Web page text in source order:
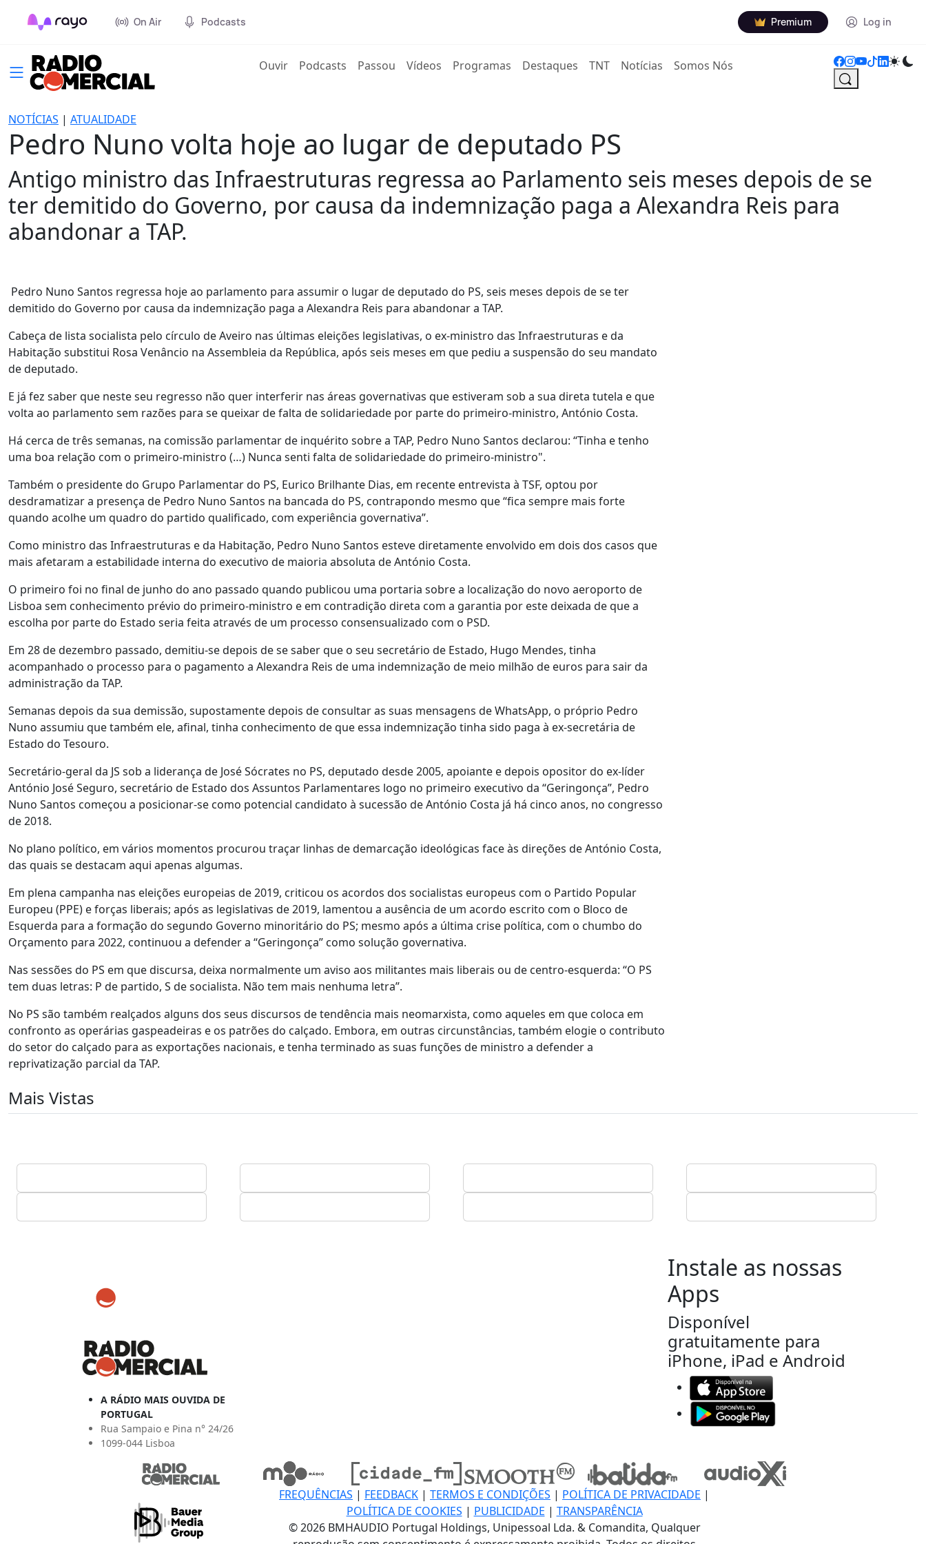
On Air Podcasts Premium Log in
Ouvir(current)
Podcasts Passou Vídeos Programas Destaques TNT Notícias Somos Nós
NOTÍCIAS | ATUALIDADE
Pedro Nuno volta hoje ao lugar de deputado PS
Antigo ministro das Infraestruturas regressa ao Parlamento seis meses depois de se
ter demitido do Governo, por causa da indemnização paga a Alexandra Reis para
abandonar a TAP.
Pedro Nuno Santos regressa hoje ao parlamento para assumir o lugar de deputado do PS, seis meses depois de se ter
demitido do Governo por causa da indemnização paga a Alexandra Reis para abandonar a TAP.
Cabeça de lista socialista pelo círculo de Aveiro nas últimas eleições legislativas, o ex-ministro das Infraestruturas e da
Habitação substitui Rosa Venâncio na Assembleia da República, após seis meses em que pediu a suspensão do seu mandato
de deputado.
E já fez saber que neste seu regresso não quer interferir nas áreas governativas que estiveram sob a sua direta tutela e que
volta ao parlamento sem razões para se queixar de falta de solidariedade por parte do primeiro-ministro, António Costa.
Há cerca de três semanas, na comissão parlamentar de inquérito sobre a TAP, Pedro Nuno Santos declarou: “Tinha e tenho
uma boa relação com o primeiro-ministro (…) Nunca senti falta de solidariedade do primeiro-ministro".
Também o presidente do Grupo Parlamentar do PS, Eurico Brilhante Dias, em recente entrevista à TSF, optou por
desdramatizar a presença de Pedro Nuno Santos na bancada do PS, contrapondo mesmo que “fica sempre mais forte
quando acolhe um quadro do partido qualificado, com experiência governativa”.
Como ministro das Infraestruturas e da Habitação, Pedro Nuno Santos esteve diretamente envolvido em dois dos casos que
mais afetaram a estabilidade interna do executivo de maioria absoluta de António Costa.
O primeiro foi no final de junho do ano passado quando publicou uma portaria sobre a localização do novo aeroporto de
Lisboa sem conhecimento prévio do primeiro-ministro e em contradição direta com a garantia por este deixada de que a
escolha por parte do Estado seria feita através de um processo consensualizado com o PSD.
Em 28 de dezembro passado, demitiu-se depois de se saber que o seu secretário de Estado, Hugo Mendes, tinha
acompanhado o processo para o pagamento a Alexandra Reis de uma indemnização de meio milhão de euros para sair da
administração da TAP.
Semanas depois da sua demissão, supostamente depois de consultar as suas mensagens de WhatsApp, o próprio Pedro
Nuno assumiu que também ele, afinal, tinha conhecimento de que essa indemnização tinha sido paga à ex-secretária de
Estado do Tesouro.
Secretário-geral da JS sob a liderança de José Sócrates no PS, deputado desde 2005, apoiante e depois opositor do ex-líder
António José Seguro, secretário de Estado dos Assuntos Parlamentares logo no primeiro executivo da “Geringonça”, Pedro
Nuno Santos começou a posicionar-se como potencial candidato à sucessão de António Costa já há cinco anos, no congresso
de 2018.
No plano político, em vários momentos procurou traçar linhas de demarcação ideológicas face às direções de António Costa,
das quais se destacam aqui apenas algumas.
Em plena campanha nas eleições europeias de 2019, criticou os acordos dos socialistas europeus com o Partido Popular
Europeu (PPE) e forças liberais; após as legislativas de 2019, lamentou a ausência de um acordo escrito com o Bloco de
Esquerda para a formação do segundo Governo minoritário do PS; mesmo após a última crise política, com o chumbo do
Orçamento para 2022, continuou a defender a “Geringonça” como solução governativa.
Nas sessões do PS em que discursa, deixa normalmente um aviso aos militantes mais liberais ou de centro-esquerda: “O PS
tem duas letras: P de partido, S de socialista. Não tem mais nenhuma letra”.
No PS são também realçados alguns dos seus discursos de tendência mais neomarxista, como aqueles em que coloca em
confronto as operárias gaspeadeiras e os patrões do calçado. Embora, em outras circunstâncias, também elogie o contributo
do setor do calçado para as exportações nacionais, e tenha terminado as suas funções de ministro a defender a
reprivatização parcial da TAP.
Mais Vistas
A RÁDIO MAIS OUVIDA DE
PORTUGAL
Rua Sampaio e Pina n° 24/26
1099-044 Lisboa
Instale as nossas
Apps
Disponível
gratuitamente para
iPhone, iPad e Android
FREQUÊNCIAS | FEEDBACK | TERMOS E CONDIÇÕES | POLÍTICA DE PRIVACIDADE |
POLÍTICA DE COOKIES | PUBLICIDADE | TRANSPARÊNCIA
© 2026 BMHAUDIO Portugal Holdings, Unipessoal Lda. & Comandita, Qualquer